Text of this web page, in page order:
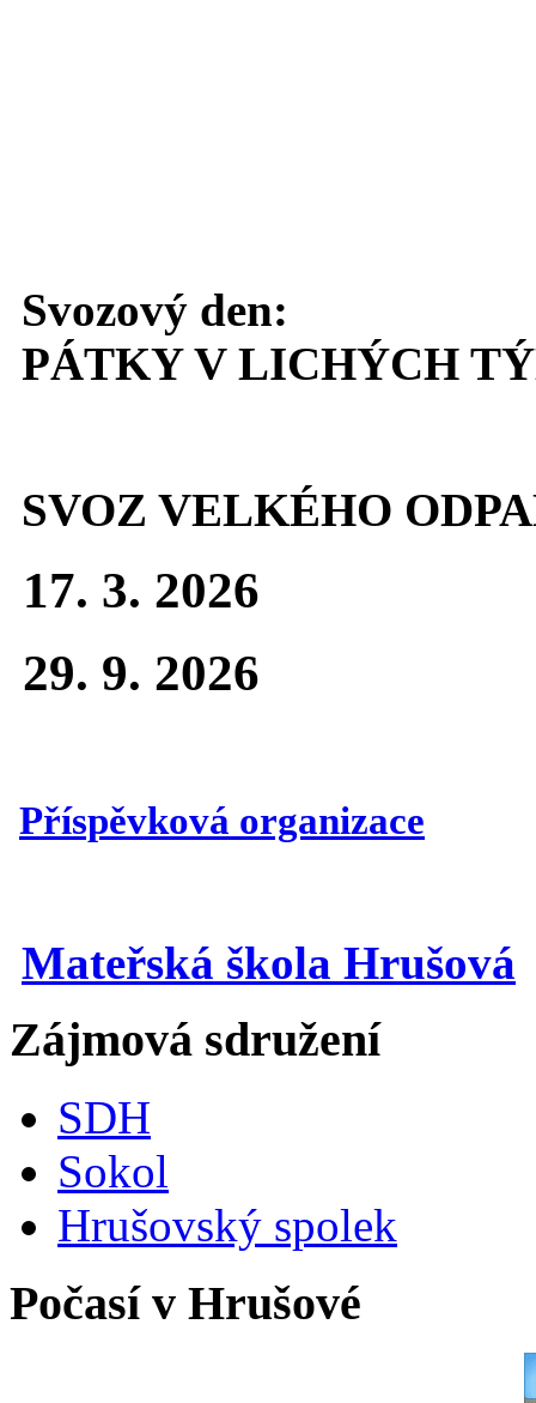
Svozový den:
PÁTKY V LICHÝCH
SVOZ VELKÉHO
17. 3. 2026
29. 9. 2026
Příspěvková organizace
Mateřská škola Hrušová
Zájmová sdružení
SDH
Sokol
Hrušovský spolek
Počasí v Hrušové